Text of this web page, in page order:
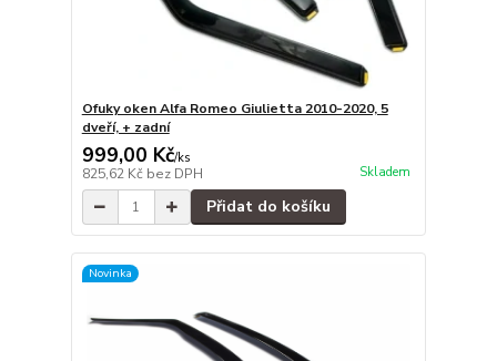
Ofuky oken Alfa Romeo Giulietta 2010-2020, 5
dveří, + zadní
999,00 Kč/ks
825,62 Kč bez DPH Skladem
Přidat do košíku
Novinka